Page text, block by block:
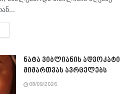
ნატა ვიბლიანის ადვოკატი
მიმართვას ავრცელებს
08/09/2026